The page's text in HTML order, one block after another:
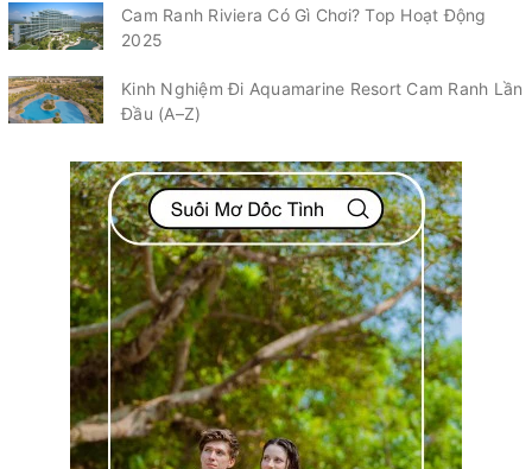
Cam Ranh Riviera Có Gì Chơi? Top Hoạt Động
2025
Kinh Nghiệm Đi Aquamarine Resort Cam Ranh Lần
Đầu (A–Z)